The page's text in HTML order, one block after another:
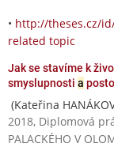
• http://theses.cz/
related topic
Jak se stavíme k
smyslupnosti a
(Kateřina
2018, Diplomová
PALACKÉHO V